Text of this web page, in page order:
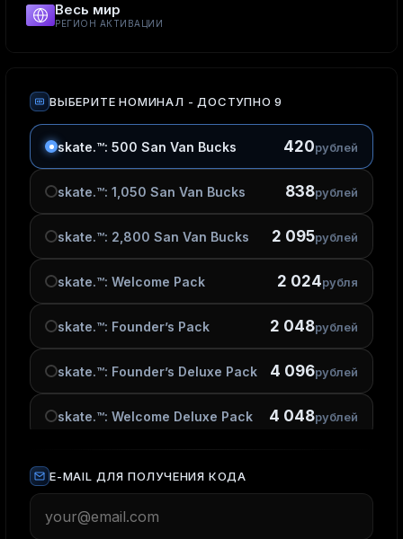
Весь мир
РЕГИОН АКТИВАЦИИ
ВЫБЕРИТЕ НОМИНАЛ - ДОСТУПНО 9
skate.™: 500 San Van Bucks 420рублей
skate.™: 1,050 San Van Bucks 838рублей
skate.™: 2,800 San Van Bucks 2 095рублей
skate.™: Welcome Pack 2 024рубля
skate.™: Founder’s Pack 2 048рублей
skate.™: Founder’s Deluxe Pack 4 096рублей
skate.™: Welcome Deluxe Pack 4 048рублей
E-MAIL ДЛЯ ПОЛУЧЕНИЯ КОДА